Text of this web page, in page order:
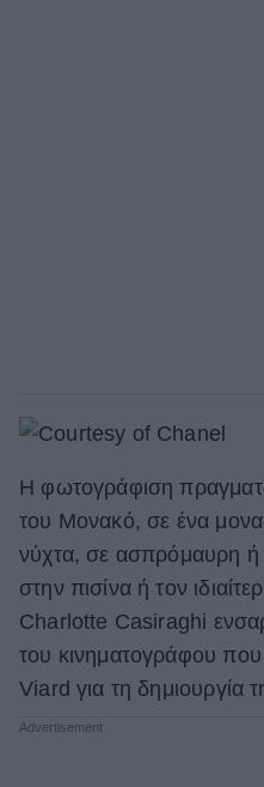
Η φωτογράφιση
του Μονακό, σε ένα
νύχτα, σε ασπρόμαυρη
στην πισίνα ή τον
Charlotte Casiraghi
του κινηματογράφου
Viard για τη δημιουργία